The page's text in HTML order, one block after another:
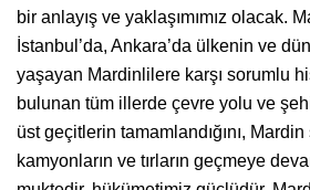
bir anlayış ve yaklaşımımız olacak.
İstanbul’da, Ankara’da ülkenin ve
yaşayan Mardinlilere karşı sorumlu
bulunan tüm illerde çevre yolu ve
üst geçitlerin tamamlandığını,
kamyonların ve tırların geçmeye